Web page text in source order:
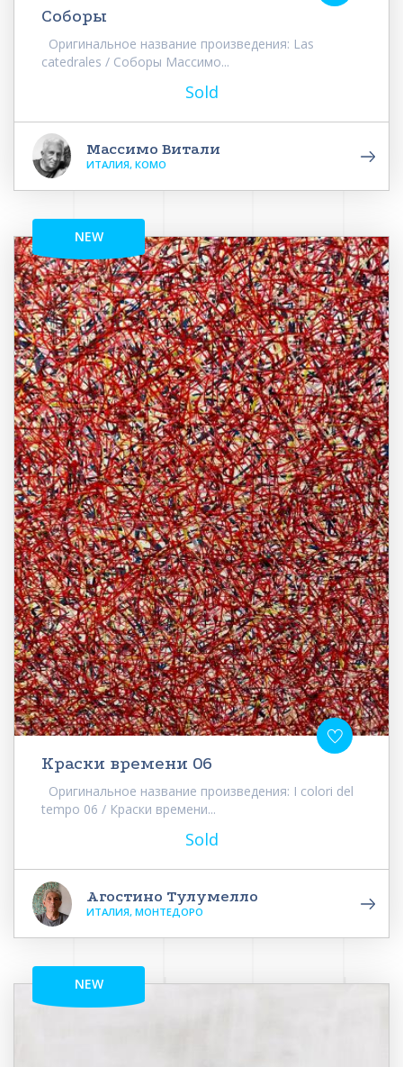
Соборы
Оригинальное название произведения: Las
catedrales / Соборы Массимо...
Sold
Массимо Витали
ИТАЛИЯ, КОМО
NEW
Краски времени 06
Оригинальное название произведения: I colori del
tempo 06 / Краски времени...
Sold
Агостино Тулумелло
ИТАЛИЯ, МОНТЕДОРО
NEW